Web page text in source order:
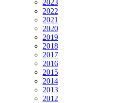
2023
2022
2021
2020
2019
2018
2017
2016
2015
2014
2013
2012